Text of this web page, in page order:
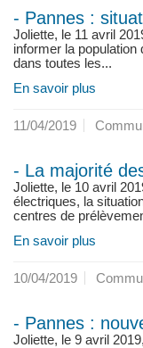
- Pannes :
Joliette, le 11 avril
informer la
dans toutes les...
En savoir plus
11/04/2019
- La majorité
Joliette, le 10 avril
électriques, la
centres de
En savoir plus
10/04/2019
- Pannes :
Joliette, le 9 avril